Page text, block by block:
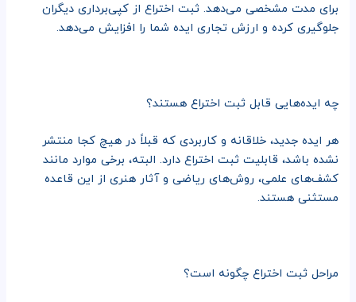
برای مدت مشخصی می‌دهد. ثبت اختراع از کپی‌برداری دیگران
جلوگیری کرده و ارزش تجاری ایده شما را افزایش می‌دهد.
چه ایده‌هایی قابل ثبت اختراع هستند؟
هر ایده جدید، خلاقانه و کاربردی که قبلاً در هیچ کجا منتشر
نشده باشد، قابلیت ثبت اختراع دارد. البته، برخی موارد مانند
کشف‌های علمی، روش‌های ریاضی و آثار هنری از این قاعده
مستثنی هستند.
مراحل ثبت اختراع چگونه است؟